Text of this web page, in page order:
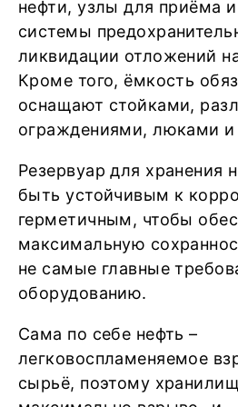
нефти, узлы для приёма
системы
ликвидации отложений
Кроме того, ёмкость
оснащают стойками,
ограждениями, люками и
Резервуар для хранения
быть устойчивым к
герметичным, чтобы
максимальную
не самые главные
оборудованию.
Сама по себе нефть –
легковоспламеняемое
сырьё, поэтому